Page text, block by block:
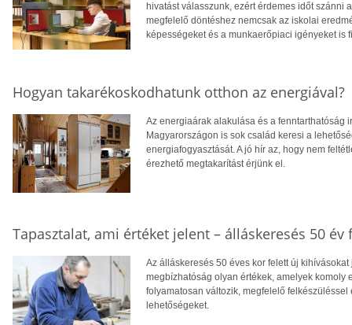
hivatást válasszunk, ezért érdemes időt szánni
megfelelő döntéshez nemcsak az iskolai
képességeket és a munkaerőpiaci igényeket is
Hogyan takarékoskodhatunk otthon az energiával?
Az energiaárak alakulása és a fenntarthatóság
Magyarországon is sok család keresi a
energiafogyasztását. A jó hír az, hogy nem
érezhető megtakarítást érjünk el.
Tapasztalat, ami értéket jelent – álláskeresés 50 év
Az álláskeresés 50 éves kor felett új
megbízhatóság olyan értékek, amelyek komoly
folyamatosan változik, megfelelő
lehetőségeket.